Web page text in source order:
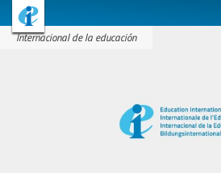
Internacional de la educación